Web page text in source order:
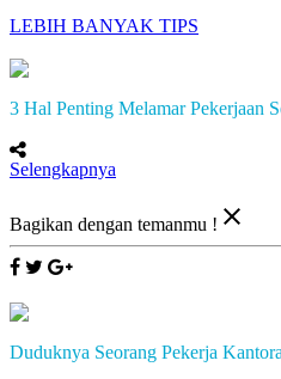
LEBIH BANYAK TIPS
3 Hal Penting Melamar Pekerjaan
Selengkapnya
Bagikan dengan temanmu ! close
Duduknya Seorang Pekerja